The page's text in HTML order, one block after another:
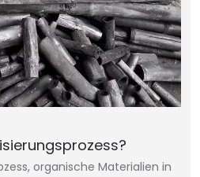
organische Materialien in